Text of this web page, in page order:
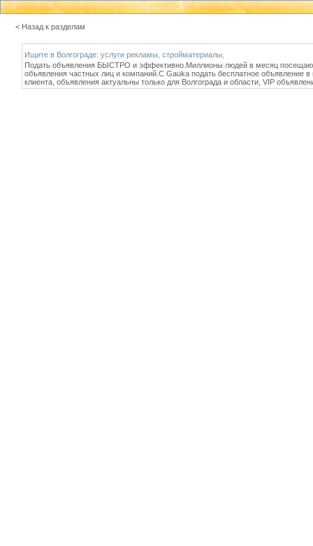
< Назад к разделам
Ищите в Волгограде: услуги рекламы, стройматериалы,
Подать объявления БЫСТРО и эффективно.Миллионы людей в месяц
объявления частных лиц и компаний.С Gauka подать бесплатное
клиента, объявления актуальны только для Волгограда и области, VIP